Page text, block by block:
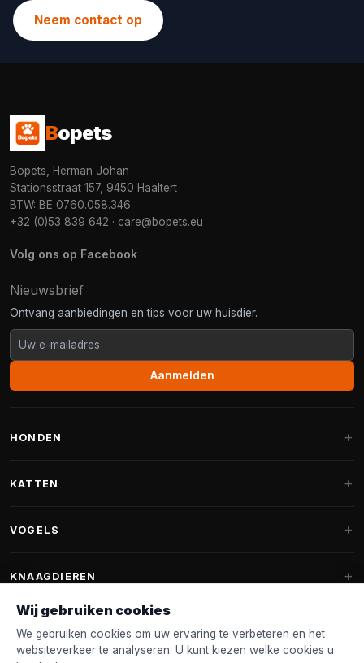
Neem contact op
Bopets
Bopets, Herman Johan
Stationsstraat 157, 9450 Haaltert
BTW: BE 0760.058.346
+32 (0)53 839 642 · care@bopets.eu
Volg ons op Facebook
Nieuwsbrief
Ontvang aanbiedingen en tips voor uw huisdier.
Aanmelden
HONDEN
Fantail hondenmanden
Halsband & Lijn
KATTEN
Krabpalen voor Maine Coon
Krabpaal onderdelen
Krabtonnen
VOGELS
Voederhuisjes
Nestkastjes & Nesting
KNAAGDIEREN
Konijnenvoer
Knaagdierenvoer
FANTAIL
Wij gebruiken cookies
We gebruiken cookies om uw ervaring te verbeteren en het
websiteverkeer te analyseren. U kunt kiezen welke cookies u